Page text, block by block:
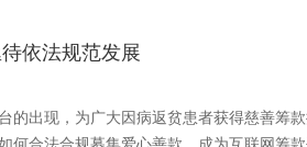
依法规范发展
的出现，为广大因病返贫患者获得慈善筹